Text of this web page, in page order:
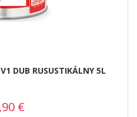
DUB RUSUSTIKÁLNY 5L
€